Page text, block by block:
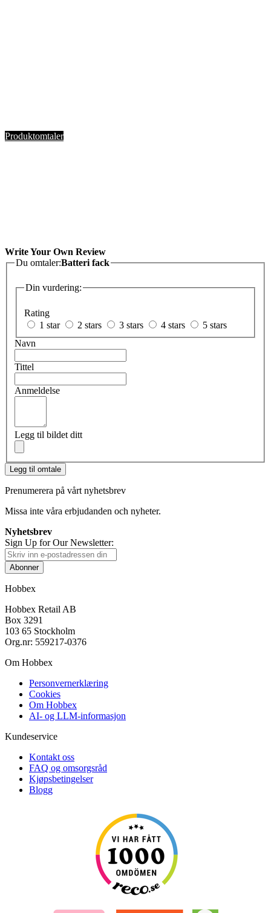
Produktomtaler
Write Your Own Review
Du omtaler:Batteri fack
Din vurdering:
Rating
1 star
2 stars 3 stars 4 stars
5 stars
Navn
Tittel
Anmeldelse
Legg til bildet ditt
Legg til omtale
Prenumerera på vårt nyhetsbrev
Missa inte våra erbjudanden och nyheter.
Nyhetsbrev
Sign Up for Our Newsletter:
Abonner
Hobbex
Hobbex Retail AB
Box 3291
103 65 Stockholm
Org.nr: 559217-0376
Om Hobbex
Personvernerklæring
Cookies
Om Hobbex
AI- og LLM-informasjon
Kundeservice
Kontakt oss
FAQ og omsorgsråd
Kjøpsbetingelser
Blogg